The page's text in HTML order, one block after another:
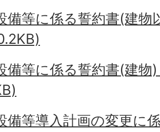
備等に係る誓約書(建
備等に係る誓約書(建
備等導入計画の変更に